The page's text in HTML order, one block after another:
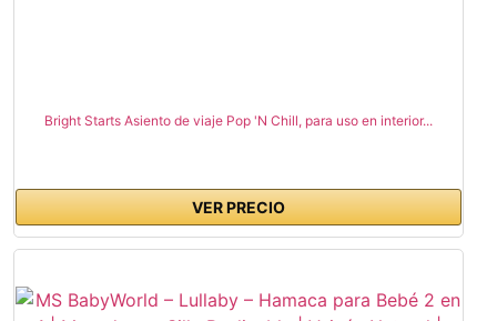
Bright Starts Asiento de viaje Pop 'N Chill, para uso en interior...
VER PRECIO